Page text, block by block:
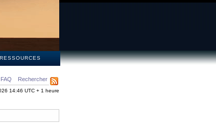
RESSOURCES
FAQ Rechercher
14:46 UTC + 1 heure